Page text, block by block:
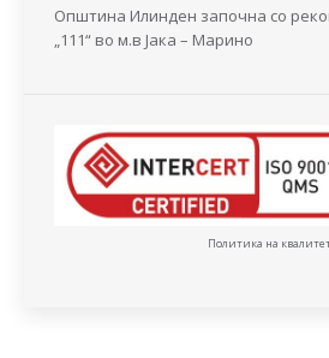
Општина Илинден започна со
„111“ во м.в Јака – Марино
Политика на